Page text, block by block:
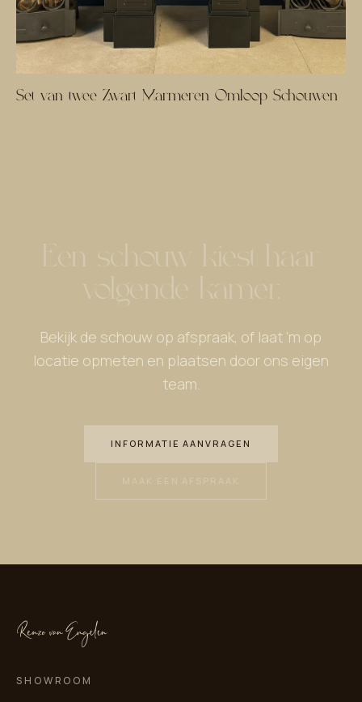
Set van twee Zwart Marmeren Omloop Schouwen
Een schouw kiest haar
volgende kamer.
Bekijk de schouw op afspraak, of laat 'm op
locatie opmeten en plaatsen door ons eigen
team.
INFORMATIE AANVRAGEN
MAAK EEN AFSPRAAK
SHOWROOM